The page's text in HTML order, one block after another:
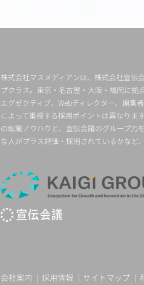
株式会社マスメディアンは、株式会社宣伝
プクラス。東京・名古屋・大阪・福岡に拠
エグゼクティブ、Webディレクター、編集
によって重視する採用ポイントは異なりま
の転職ノウハウと、宣伝会議のグループ力
な人がプラス評価・採用されているかなど
会社案内 採用情報 サイトマップ